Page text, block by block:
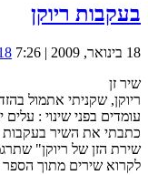
בעקבות ריוקן
18 בינואר, 2009 | 7:26
18
שיר זן היום
ריוקן, שקניתי אתמול
עומדים בפני שינוי :
כתבתי את השיר
שירת הזן של ריוקן"
לקרוא שירים מתוך הספר